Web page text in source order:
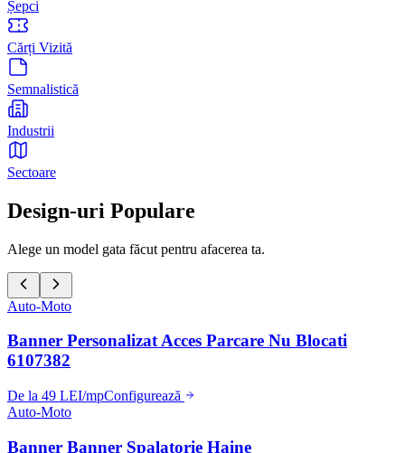
Șepci
Cărți Vizită
Semnalistică
Industrii
Sectoare
Design-uri Populare
Alege un model gata făcut pentru afacerea ta.
Auto-Moto
Banner Personalizat Acces Parcare Nu Blocati
6107382
De la 49 LEI/mpConfigurează
Auto-Moto
Banner Banner Spalatorie Haine